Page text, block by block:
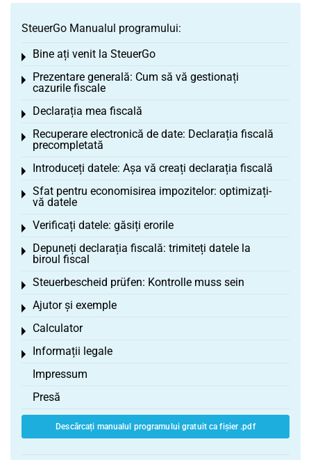
SteuerGo Manualul programului:
Bine ați venit la SteuerGo
Toggle menu
Prezentare generală: Cum să vă gestionați
cazurile fiscale
Toggle menu
Declarația mea fiscală
Toggle menu
Recuperare electronică de date: Declarația fiscală
precompletată
Toggle menu
Introduceți datele: Așa vă creați declarația fiscală
Toggle menu
Sfat pentru economisirea impozitelor: optimizați-
vă datele
Toggle menu
Verificați datele: găsiți erorile
Toggle menu
Depuneți declarația fiscală: trimiteți datele la
biroul fiscal
Toggle menu
Steuerbescheid prüfen: Kontrolle muss sein
Toggle menu
Ajutor și exemple
Toggle menu
Calculator
Toggle menu
Informații legale
Toggle menu
Impressum
Presă
Descărcați manualul programului gratuit ca fișier .pdf